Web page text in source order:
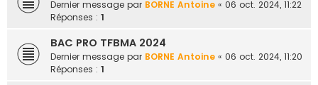
Dernier message par BORNE Antoine « 06 oct. 2024, 11:22
Réponses : 1
BAC PRO TFBMA 2024
Dernier message par BORNE Antoine « 06 oct. 2024, 11:20
Réponses : 1